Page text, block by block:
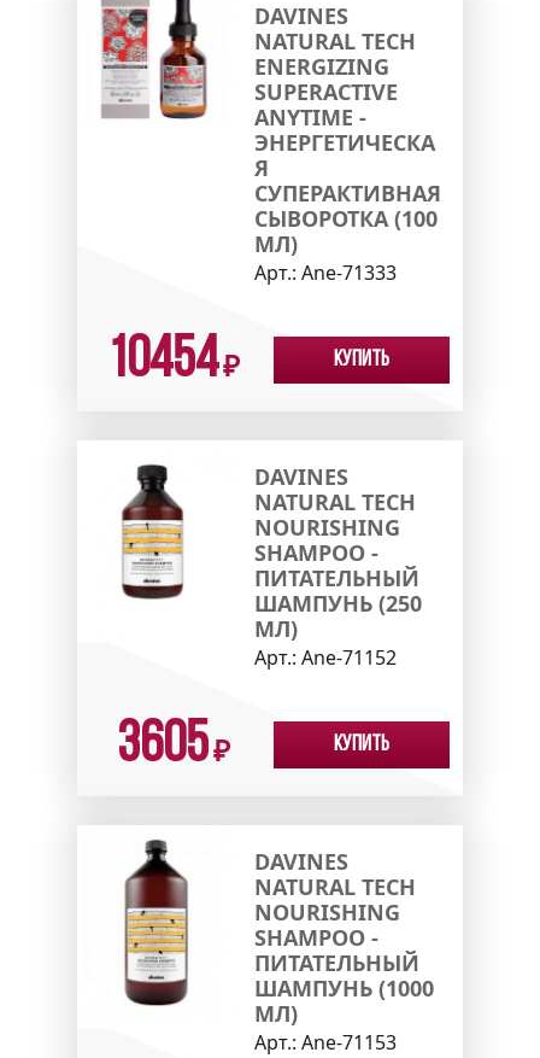
DAVINES
NATURAL TECH
ENERGIZING
SUPERACTIVE
ANYTIME -
ЭНЕРГЕТИЧЕСКА
Я
СУПЕРАКТИВНАЯ
СЫВОРОТКА (100
МЛ)
Арт.: Ane-71333
10454₽ Купить
DAVINES
NATURAL TECH
NOURISHING
SHAMPOO -
ПИТАТЕЛЬНЫЙ
ШАМПУНЬ (250
МЛ)
Арт.: Ane-71152
3605₽ Купить
DAVINES
NATURAL TECH
NOURISHING
SHAMPOO -
ПИТАТЕЛЬНЫЙ
ШАМПУНЬ (1000
МЛ)
Арт.: Ane-71153